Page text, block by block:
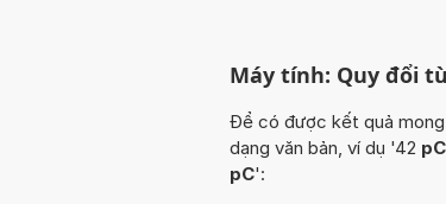
Máy tính: Quy đổi
Để có được kết quả mong
dạng văn bản, ví dụ '42
pC':